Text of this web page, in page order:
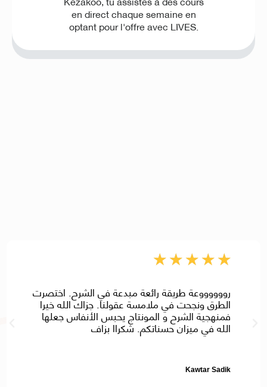
en direct chaque semaine en
optant pour l'offre avec LIVES.
★
★
★
★
★
Kawtar Sadik
رووووووعة طريقة رائعة مبدعة في الشرح. اختصرت
الطرق ونجحت في ملامسة عقولنا. جزاك الله خيرا
فمنهجية الشرح و المونتاج يحبس الأنفاس جعلها
الله في ميزان حسناتكم. شكراا بزاف